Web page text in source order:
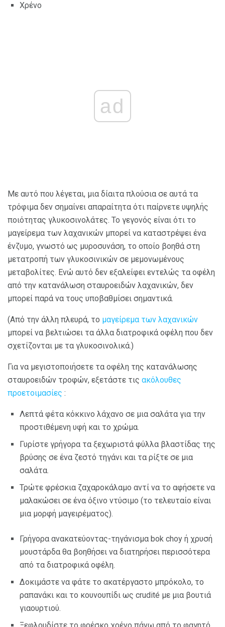
Χρένο
ad
Με αυτό που λέγεται, μια δίαιτα πλούσια σε αυτά τα
τρόφιμα δεν σημαίνει απαραίτητα ότι παίρνετε υψηλής
ποιότητας γλυκοσινολάτες. Το γεγονός είναι ότι το
μαγείρεμα των λαχανικών μπορεί να καταστρέψει ένα
ένζυμο, γνωστό ως μυροσυνάση, το οποίο βοηθά στη
μετατροπή των γλυκοσινικών σε μεμονωμένους
μεταβολίτες. Ενώ αυτό δεν εξαλείφει εντελώς τα οφέλη
από την κατανάλωση σταυροειδών λαχανικών, δεν
μπορεί παρά να τους υποβαθμίσει σημαντικά.
(Από την άλλη πλευρά, το μαγείρεμα των λαχανικών
μπορεί να βελτιώσει τα άλλα διατροφικά οφέλη που δεν
σχετίζονται με τα γλυκοσινολικά.)
Για να μεγιστοποιήσετε τα οφέλη της κατανάλωσης
σταυροειδών τροφών, εξετάστε τις ακόλουθες
προετοιμασίες :
Λεπτά φέτα κόκκινο λάχανο σε μια σαλάτα για την
προστιθέμενη υφή και το χρώμα.
Γυρίστε γρήγορα τα ξεχωριστά φύλλα βλαστίδας της
βρύσης σε ένα ζεστό τηγάνι και τα ρίξτε σε μια
σαλάτα.
Τρώτε φρέσκια ζαχαροκάλαμο αντί να το αφήσετε να
μαλακώσει σε ένα όξινο ντύσιμο (το τελευταίο είναι
μια μορφή μαγειρέματος).
Γρήγορα ανακατεύοντας-τηγάνισμα bok choy ή χρυσή
μουστάρδα θα βοηθήσει να διατηρήσει περισσότερα
από τα διατροφικά οφέλη.
Δοκιμάστε να φάτε το ακατέργαστο μπρόκολο, το
ραπανάκι και το κουνουπίδι ως crudité με μια βουτιά
γιαουρτιού.